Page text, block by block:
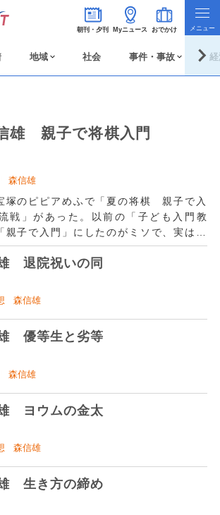
朝刊・夕刊 Myニュース おでかけ
地域 社会 事件・事故
雄 親子で将棋入門
森信雄
のピピアめふで「夏の将棋 親子で入
戦」があった。以前の「子ども入門教
親子で入門」にしたのがミソで、実は苦
ト初期は内容が難しすぎて途中で保護者
たり、子どもたちも飽きて遊びだしたり
退院祝いの同
森信雄
優等生と劣等
森信雄
ヨウムの金太
森信雄
生き方の締め